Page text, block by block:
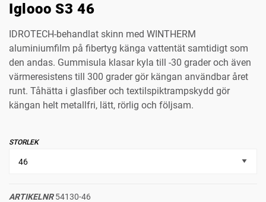
Iglooo S3 46
IDROTECH-behandlat skinn med WINTHERM
aluminiumfilm på fibertyg känga vattentät samtidigt som
den andas. Gummisula klasar kyla till -30 grader och även
värmeresistens till 300 grader gör kängan användbar året
runt. Tåhätta i glasfiber och textilspiktrampskydd gör
kängan helt metallfri, lätt, rörlig och följsam.
STORLEK
ARTIKELNR54130-46